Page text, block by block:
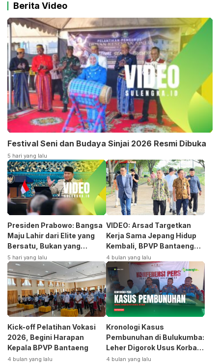
Berita Video
Festival Seni dan Budaya Sinjai 2026 Resmi Dibuka
5 hari yang lalu
Presiden Prabowo: Bangsa
Maju Lahir dari Elite yang
Bersatu, Bukan yang
Terpecah
5 hari yang lalu
VIDEO: Arsad Targetkan
Kerja Sama Jepang Hidup
Kembali, BPVP Bantaeng
Siap Bangkitkan Jurusan
Otomotif
4 bulan yang lalu
Kick-off Pelatihan Vokasi
2026, Begini Harapan
Kepala BPVP Bantaeng
4 bulan yang lalu
Kronologi Kasus
Pembunuhan di Bulukumba:
Leher Digorok Usus Korban
Dikeluarkan
4 bulan yang lalu